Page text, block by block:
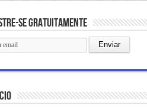
se gratuitamente